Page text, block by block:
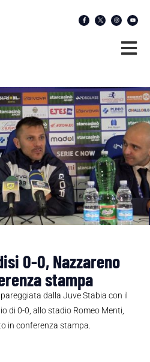
0-0, Nazzareno
stampa
dalla Juve Stabia con il
di 0-0, allo stadio Romeo Menti,
in conferenza stampa.